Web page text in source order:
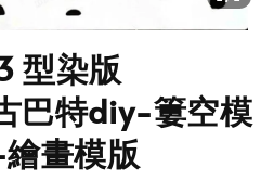
型染版
巴特diy-簍空模
畫模版